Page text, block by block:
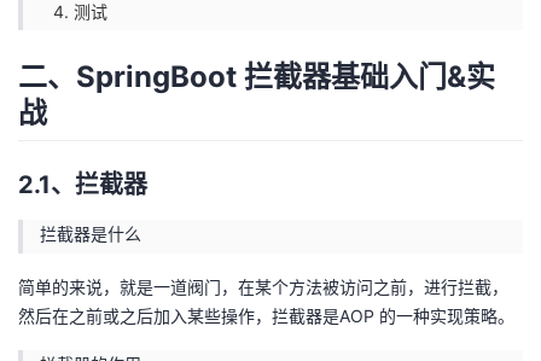
测试
二、SpringBoot 拦截器基础入门&实
战
2.1、拦截器
拦截器是什么
简单的来说，就是一道阀门，在某个方法被访问之前，进行拦截，
然后在之前或之后加入某些操作，拦截器是AOP 的一种实现策略。